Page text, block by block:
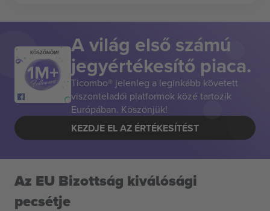
KÖSZÖNÖM! A világ első számú
jegyértékesítő piaca.
Ticombo® jelenleg a leginkább követett
viszonteladói platformok közé tartozik
Európában. Köszönjük!
KEZDJE EL AZ ÉRTÉKESÍTÉST
Az EU Bizottság kiválósági
pecsétje